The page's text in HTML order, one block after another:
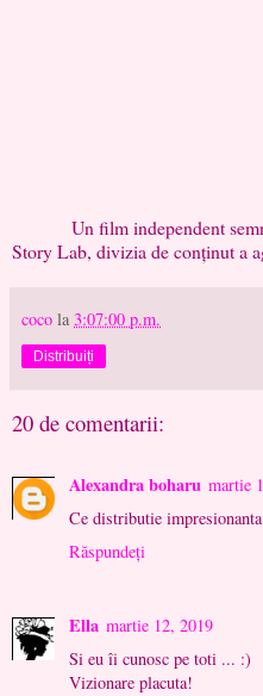
Un film independent semnat
Story Lab, divizia de conținut a
coco la 3:07:00 p.m.
Distribuiți
20 de comentarii:
Alexandra boharu martie
Ce distributie
Răspundeți
Ella martie 12, 2019
Si eu îi cunosc pe toti ... :)
Vizionare placuta!